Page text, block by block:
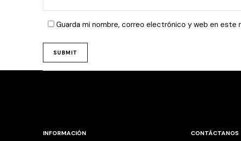
Guarda mi nombre, correo electrónico y web en este
INFORMACIÓN CONTÁCTANOS